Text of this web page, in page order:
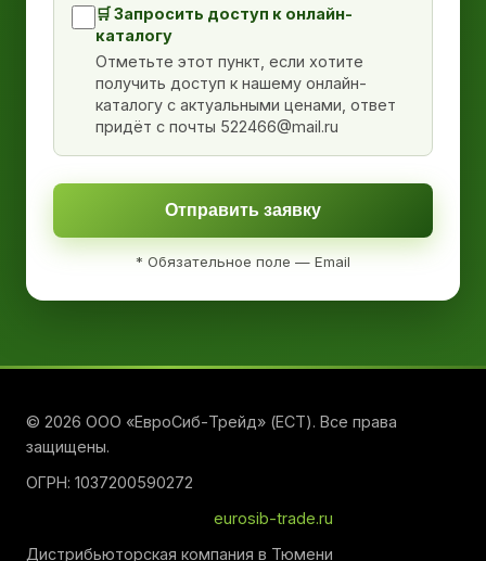
🛒 Запросить доступ к онлайн-
каталогу
Отметьте этот пункт, если хотите
получить доступ к нашему онлайн-
каталогу с актуальными ценами, ответ
придёт с почты 522466@mail.ru
Отправить заявку
* Обязательное поле — Email
© 2026 ООО «ЕвроСиб-Трейд» (ЕСТ). Все права
защищены.
ОГРН: 1037200590272
eurosib-trade.ru
Дистрибьюторская компания в Тюмени